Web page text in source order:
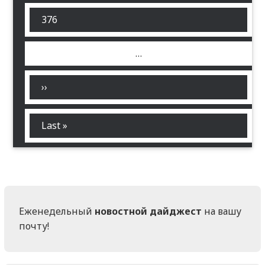
Страница
376
…
Следующая
страница
››
Последняя
страница
Last »
Еженедельный новостной дайджест на вашу
почту!